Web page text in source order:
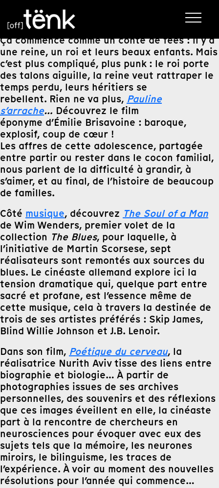
Ça commence comme un conte de fées : il y a
une reine, un roi et leurs beaux enfants. Mais
c’est plus compliqué, plus punk : le roi porte
des talons aiguille, la reine veut rattraper le
temps perdu, leurs héritiers se
rebellent. Rien ne va plus, Pauline
s’arrache… Découvrez le film
éponyme d’Émilie Brisavoine : baroque,
explosif, coup de cœur !
Les affres de cette adolescence, partagée
entre partir ou rester dans le cocon familial,
nous parlent de la difficulté à grandir, à
s’aimer, et au final, de l’histoire de beaucoup
de familles.
Côté musique, découvrez The Soul of a Man
de Wim Wenders, premier volet de la
collection The Blues, pour laquelle, à
l’initiative de Martin Scorsese, sept
réalisateurs sont remontés aux sources du
blues. Le cinéaste allemand explore ici la
tension dramatique qui, quelque part entre
sacré et profane, est l’essence même de
cette musique, cela à travers la destinée de
trois de ses artistes préférés : Skip James,
Blind Willie Johnson et J.B. Lenoir.
Dans son film, Poétique du cerveau, la
réalisatrice Nurith Aviv tisse des liens entre
biographie et biologie… À partir de
photographies issues de ses archives
personnelles, des souvenirs et des réflexions
que ces images éveillent en elle, la cinéaste
part à la rencontre de chercheurs en
neurosciences pour évoquer avec eux des
sujets tels que la mémoire, les neurones
miroirs, le bilinguisme, les traces de
l’expérience. À voir au moment des nouvelles
résolutions pour l’année qui commence…